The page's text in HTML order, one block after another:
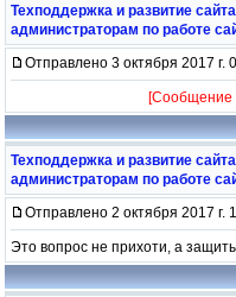
Техподдержка и развитие сайта
администраторам по работе
Отправлено 3 октября 2017 г.
[Сообщение
Техподдержка и развитие сайта
администраторам по работе
Отправлено 2 октября 2017 г.
Это вопрос не прихоти, а